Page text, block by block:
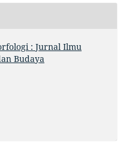
: Jurnal Ilmu
Budaya